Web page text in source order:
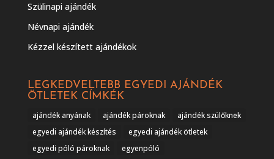
Szülinapi ajándék
Névnapi ajándék
Kézzel készített ajándékok
LEGKEDVELTEBB EGYEDI AJÁNDÉK
ÖTLETEK CÍMKÉK
ajándék anyának ajándék pároknak
ajándék szülőknek
egyedi ajándék készítés
egyedi ajándék ötletek
egyedi póló pároknak
egyenpóló